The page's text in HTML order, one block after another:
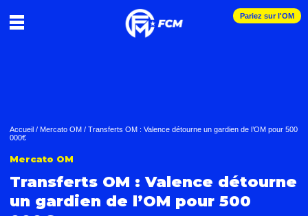
Pariez sur l'OM
Accueil / Mercato OM / Transferts OM : Valence détourne un gardien de l’OM pour 500
000€
Mercato OM
Transferts OM : Valence détourne
un gardien de l’OM pour 500